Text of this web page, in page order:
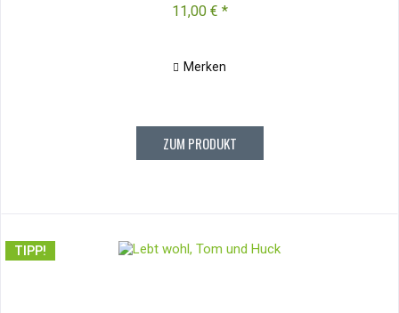
11,00 € *
Merken
ZUM PRODUKT
TIPP!